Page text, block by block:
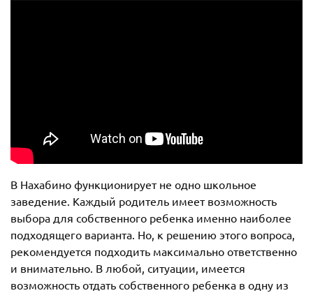
В Нахабино функционирует не одно школьное
заведение. Каждый родитель имеет возможность
выбора для собственного ребенка именно наиболее
подходящего варианта. Но, к решению этого вопроса,
рекомендуется подходить максимально ответственно
и внимательно. В любой, ситуации, имеется
возможность отдать собственного ребенка в одну из